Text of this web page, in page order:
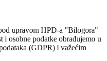
upravom HPD-a "Bilogora"
i osobne podatke obrađujemo u
(GDPR) i važećim